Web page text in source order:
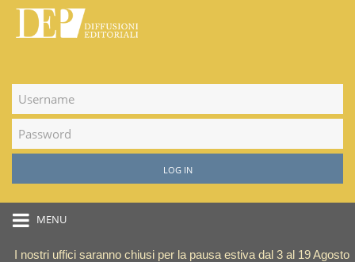
LOG IN
MENU
I nostri uffici saranno chiusi per la pausa estiva dal 3 al 19 Agosto